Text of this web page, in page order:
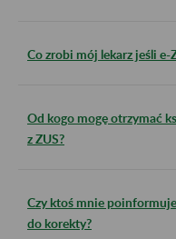
Co zrobi mój lekarz jeśli e-
Od kogo mogę otrzymać
z ZUS?
Czy ktoś mnie
do korekty?